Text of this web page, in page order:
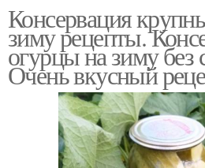
Консервация
зиму рецепты.
огурцы на зиму без
Очень вкусный